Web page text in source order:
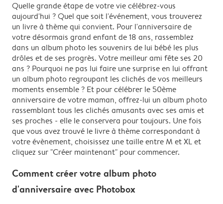
Quelle grande étape de votre vie célébrez-vous
aujourd'hui ? Quel que soit l'événement, vous trouverez
un livre à thème qui convient. Pour l'anniversaire de
votre désormais grand enfant de 18 ans, rassemblez
dans un album photo les souvenirs de lui bébé les plus
drôles et de ses progrès. Votre meilleur ami fête ses 20
ans ? Pourquoi ne pas lui faire une surprise en lui offrant
un album photo regroupant les clichés de vos meilleurs
moments ensemble ? Et pour célébrer le 50ème
anniversaire de votre maman, offrez-lui un album photo
rassemblant tous les clichés amusants avec ses amis et
ses proches - elle le conservera pour toujours. Une fois
que vous avez trouvé le livre à thème correspondant à
votre évènement, choisissez une taille entre M et XL et
cliquez sur "Créer maintenant" pour commencer.
Comment créer votre album photo
d'anniversaire avec Photobox